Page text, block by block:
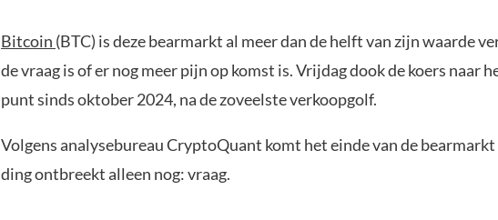
Bitcoin (BTC) is deze bearmarkt al meer dan de helft van zijn waarde
de vraag is of er nog meer pijn op komst is. Vrijdag dook de koers naar
punt sinds oktober 2024, na de zoveelste verkoopgolf.
Volgens analysebureau CryptoQuant komt het einde van de bearmarkt
ding ontbreekt alleen nog: vraag.